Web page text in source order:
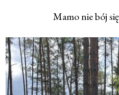
Mamo nie bój